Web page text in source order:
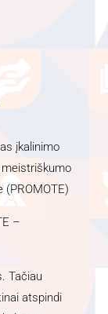
įkalinimo
–
Tačiau
atspindi